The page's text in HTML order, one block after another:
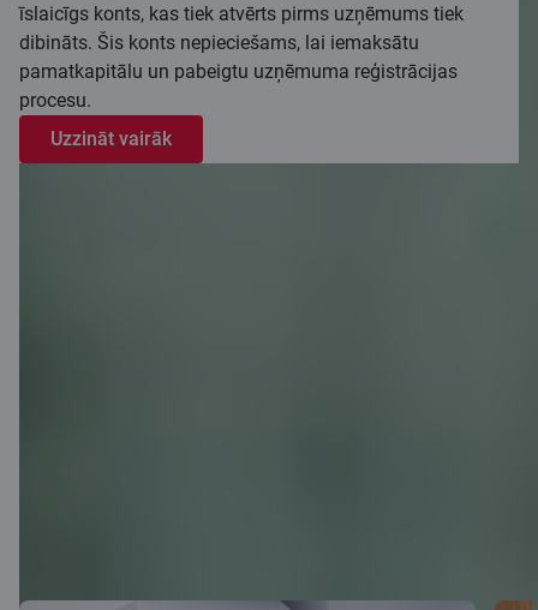
īslaicīgs konts, kas tiek atvērts pirms uzņēmums tiek
dibināts. Šis konts nepieciešams, lai iemaksātu
pamatkapitālu un pabeigtu uzņēmuma reģistrācijas
procesu.
Uzzināt vairāk